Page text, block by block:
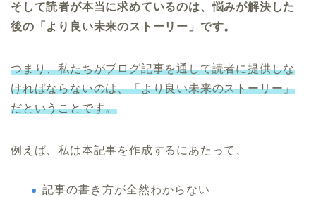
そして読者が本当に求めているのは、悩みが解決した
後の「より良い未来のストーリー」です。
つまり、私たちがブログ記事を通して読者に提供しな
ければならないのは、「より良い未来のストーリー」
だということです。
例えば、私は本記事を作成するにあたって、
記事の書き方が全然わからない